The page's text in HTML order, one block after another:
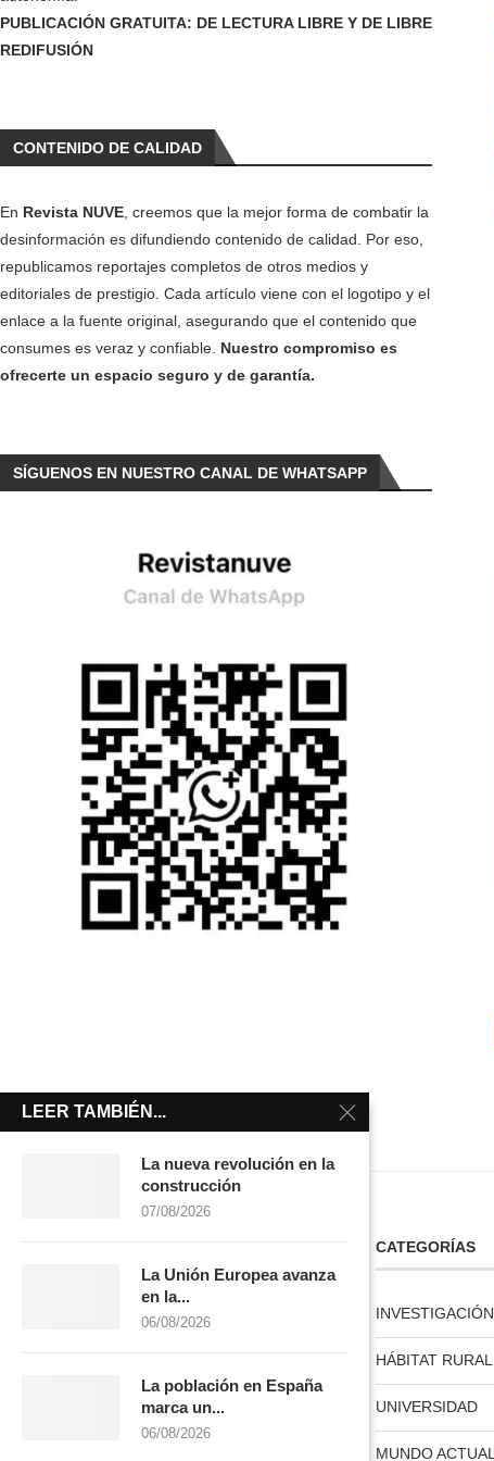
PUBLICACIÓN GRATUITA: DE LECTURA LIBRE Y DE LIBRE
REDIFUSIÓN
CONTENIDO DE CALIDAD
En Revista NUVE , creemos que la mejor forma de combatir la
desinformación es difundiendo contenido de calidad. Por eso,
republicamos reportajes completos de otros medios y
editoriales de prestigio. Cada artículo viene con el logotipo y el
enlace a la fuente original, asegurando que el contenido que
consumes es veraz y confiable. Nuestro compromiso es
ofrecerte un espacio seguro y de garantía.
SÍGUENOS EN NUESTRO CANAL DE WHATSAPP
licencia creative commons
CATEGORÍAS
INVESTIGACIÓN
HÁBITAT RURAL
UNIVERSIDAD
MUNDO ACTUAL
LEER TAMBIÉN...
La nueva revolución en la
construcción
07/08/2026
La Unión Europea avanza
en la...
06/08/2026
La población en España
marca un...
06/08/2026